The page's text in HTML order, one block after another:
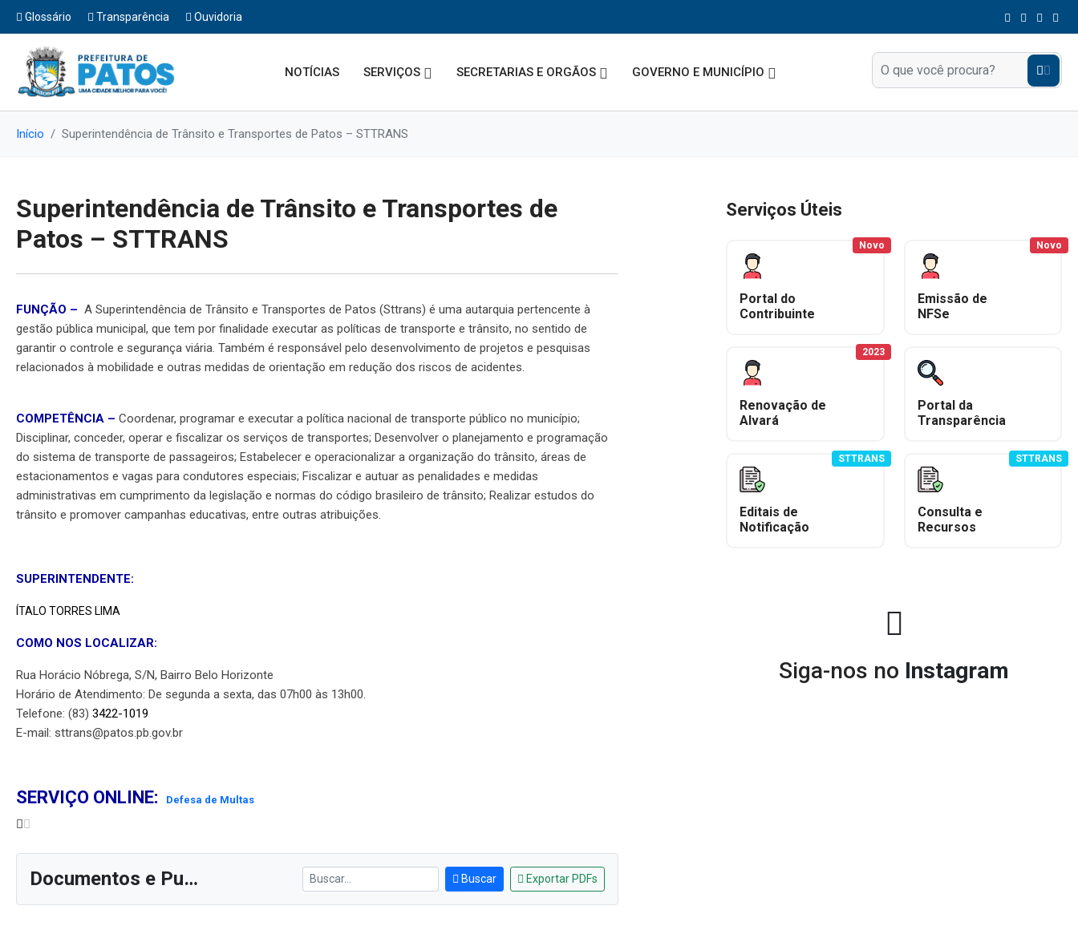
Glossário Transparência Ouvidoria
NOTÍCIAS SERVIÇOS SECRETARIAS E ORGÃOS GOVERNO E MUNICÍPIO
Início Superintendência de Trânsito e Transportes de Patos – STTRANS
Superintendência de Trânsito e Transportes de
Patos – STTRANS
FUNÇÃO – A Superintendência de Trânsito e Transportes de Patos (Sttrans) é uma autarquia pertencente à
gestão pública municipal, que tem por finalidade executar as políticas de transporte e trânsito, no sentido de
garantir o controle e segurança viária. Também é responsável pelo desenvolvimento de projetos e pesquisas
relacionados à mobilidade e outras medidas de orientação em redução dos riscos de acidentes.
COMPETÊNCIA – Coordenar, programar e executar a política nacional de transporte público no município;
Disciplinar, conceder, operar e fiscalizar os serviços de transportes; Desenvolver o planejamento e programação
do sistema de transporte de passageiros; Estabelecer e operacionalizar a organização do trânsito, áreas de
estacionamentos e vagas para condutores especiais; Fiscalizar e autuar as penalidades e medidas
administrativas em cumprimento da legislação e normas do código brasileiro de trânsito; Realizar estudos do
trânsito e promover campanhas educativas, entre outras atribuições.
SUPERINTENDENTE:
ÍTALO TORRES LIMA
COMO NOS LOCALIZAR:
Rua Horácio Nóbrega, S/N, Bairro Belo Horizonte
Horário de Atendimento: De segunda a sexta, das 07h00 às 13h00.
Telefone: (83) 3422-1019
E-mail: sttrans@patos.pb.gov.br
SERVIÇO ONLINE: Defesa de Multas
Documentos e Publicações Buscar Exportar PDFs
Serviços Úteis
Portal do
Contribuinte
Novo
Emissão de
NFSe
Novo
Renovação de
Alvará
2023
Portal da
Transparência
Editais de
Notificação
STTRANS
Consulta e
Recursos
STTRANS
Siga-nos no Instagram